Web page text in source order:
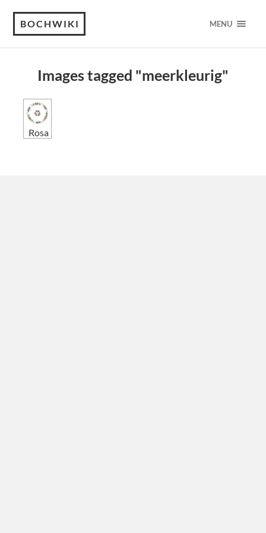
BOCHWIKI MENU
Images tagged "meerkleurig"
Rosa